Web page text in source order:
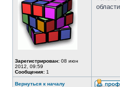
Зарегистрирован: 08 июн
2012, 09:59
Сообщения: 1
Вернуться к началу